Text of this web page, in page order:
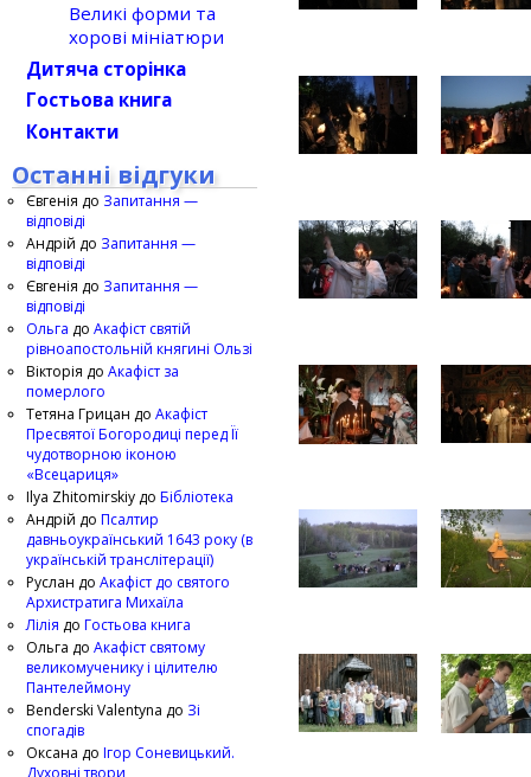
Великі форми та
хорові мініатюри
Дитяча сторінка
Гостьова книга
Контакти
Останні відгуки
Євгенія до Запитання —
відповіді
Андрій до Запитання —
відповіді
Євгенія до Запитання —
відповіді
Ольга до Акафіст святій
рівноапостольній княгині Ользі
Вікторія до Акафіст за
померлого
Тетяна Грицан до Акафіст
Пресвятої Богородиці перед Її
чудотворною іконою
«Всецариця»
Ilya Zhitomirskiy до Бібліотека
Андрій до Псалтир
давньоукраїнський 1643 року (в
українській транслітерації)
Руслан до Акафіст до святого
Архистратига Михаїла
Лілія до Гостьова книга
Ольга до Акафіст святому
великомученику і цілителю
Пантелеймону
Benderski Valentyna до Зі
спогадів
Оксана до Ігор Соневицький.
Духовні твори